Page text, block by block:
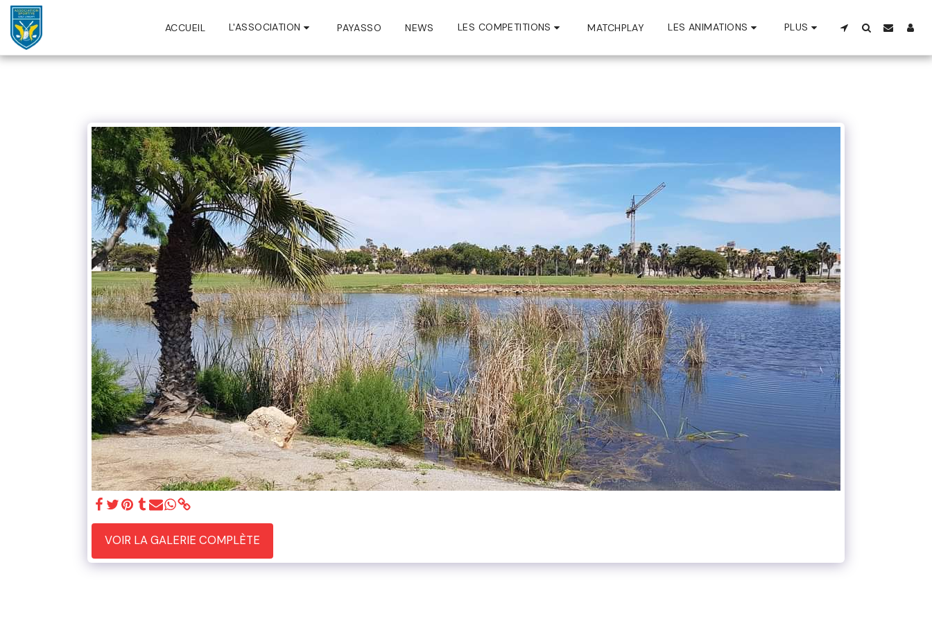
ACCUEIL L'ASSOCIATION PAYASSO NEWS LES COMPETITIONS MATCHPLAY LES ANIMATIONS PLUS
VOIR LA GALERIE COMPLÈTE